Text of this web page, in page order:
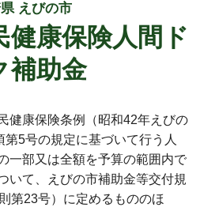
えびの市
健康保険人間ド
補助金
健康保険条例（昭和42年えびの
5号の規定に基づいて行う人
一部又は全額を予算の範囲内で
いて、えびの市補助金等交付規
第23号）に定めるもののほ